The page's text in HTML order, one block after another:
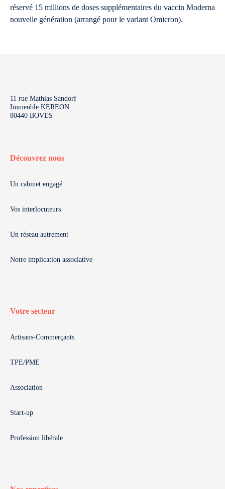
réservé 15 millions de doses supplémentaires du vaccin Moderna
nouvelle génération (arrangé pour le variant Omicron).
11 rue Mathias Sandorf
Immeuble KEREON
80440 BOVES
Découvrez nous
Un cabinet engagé
Vos interlocuteurs
Un réseau autrement
Notre implication associative
Votre secteur
Artisans-Commerçants
TPE/PME
Association
Start-up
Profession libérale